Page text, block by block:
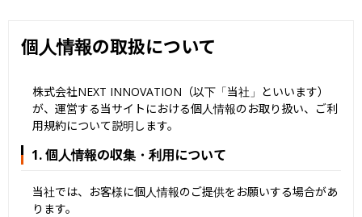
個人情報の取扱について
株式会社NEXT INNOVATION（以下「当社」といいます）
が、運営する当サイトにおける個人情報のお取り扱い、ご利
用規約について説明します。
1. 個人情報の収集・利用について
当社では、お客様に個人情報のご提供をお願いする場合があ
ります。